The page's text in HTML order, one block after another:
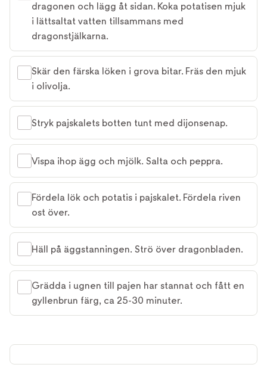
dragonen och lägg åt sidan. Koka potatisen mjuk
i lättsaltat vatten tillsammans med
dragonstjälkarna.
Skär den färska löken i grova bitar. Fräs den mjuk
i olivolja.
Stryk pajskalets botten tunt med dijonsenap.
Vispa ihop ägg och mjölk. Salta och peppra.
Fördela lök och potatis i pajskalet. Fördela riven
ost över.
Häll på äggstanningen. Strö över dragonbladen.
Grädda i ugnen till pajen har stannat och fått en
gyllenbrun färg, ca 25-30 minuter.